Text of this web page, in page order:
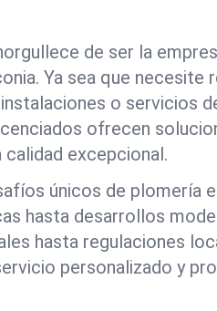
de ser la
Ya sea que necesite
o servicios
ofrecen
excepcional.
únicos de plomería
hasta desarrollos
hasta regulaciones
personalizado y